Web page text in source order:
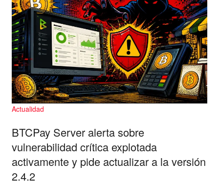
Actualidad
BTCPay Server alerta sobre
vulnerabilidad crítica explotada
activamente y pide actualizar a la versión
2.4.2